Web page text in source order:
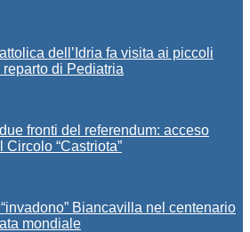
dell’Idria fa visita ai piccoli
di Pediatria
fronti del referendum: acceso
Circolo “Castriota”
Biancavilla nel centenario
mondiale